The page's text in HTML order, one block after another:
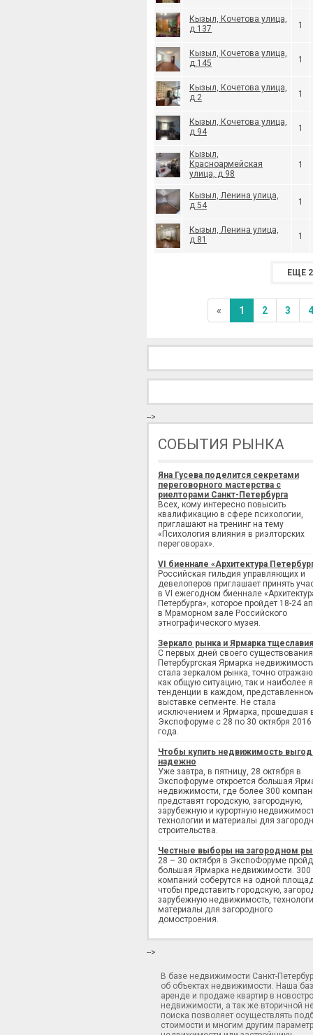
Кызыл, Кочетова улица,
д.137
1
Кызыл, Кочетова улица,
д.145
1
Кызыл, Кочетова улица,
д.2
1
Кызыл, Кочетова улица,
д.94
1
Кызыл,
Красноармейская
улица, д.98
1
Кызыл, Ленина улица,
д.54
1
Кызыл, Ленина улица,
д.81
1
ЕЩЕ
« 1 2 3 4
-->
СОБЫТИЯ РЫНКА
Яна Гусева поделится секретами
переговорного мастерства с
риелторами Санкт-Петербурга
Всех, кому интересно повысить
квалификацию в сфере психологии,
приглашают на тренинг на тему
«Психология влияния в риэлторских
переговорах».
VI биеннале «Архитектура
Российская гильдия управляющих и
девелоперов приглашает принять
в VI ежегодном биеннале
Петербурга», которое пройдет 18-24
в Мраморном зале Российского
этнографического музея.
Зеркало рынка и Ярмарка тщеславия
С первых дней своего существования
Петербургская Ярмарка
стала зеркалом рынка, точно
как общую ситуацию, так и наиболее
тенденции в каждом,
выставке сегменте. Не стала
исключением и Ярмарка, прошедшая
Экспофоруме с 28 по 30 октября 2016
года.
Чтобы купить недвижимость
надежно
Уже завтра, в пятницу, 28 октября в
Экспофоруме откроется большая
недвижимости, где более 300
представят городскую, загородную,
зарубежную и курортную
технологии и материалы для
строительства.
Честные выборы на загородном
28 – 30 октября в ЭкспоФоруме
большая Ярмарка недвижимости. 300
компаний соберутся на одной
чтобы представить городскую,
зарубежную недвижимость,
материалы для загородного
домостроения.
-->
В базе недвижимости Санкт-
об объектах недвижимости. Наша
аренде и продаже квартир в
недвижимости, а так же вторичной
поиска позволяет осуществлять
стоимости и многим другим